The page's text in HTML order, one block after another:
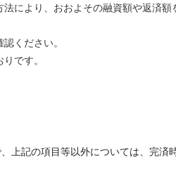
により、おおよその融資額や返済額
ください。
です。
上記の項目等以外については、完済